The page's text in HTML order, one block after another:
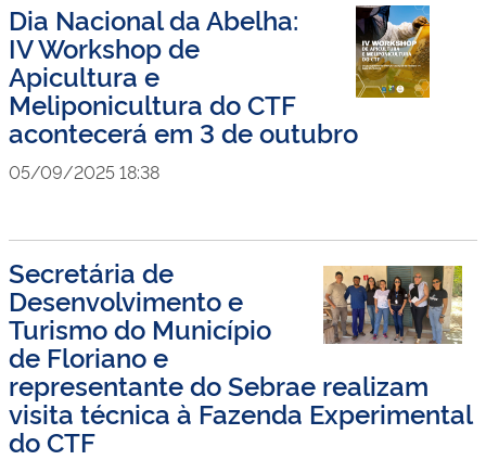
Dia Nacional da Abelha:
IV Workshop de
Apicultura e
Meliponicultura do CTF
acontecerá em 3 de outubro
05/09/2025 18:38
Secretária de
Desenvolvimento e
Turismo do Município
de Floriano e
representante do Sebrae realizam
visita técnica à Fazenda Experimental
do CTF